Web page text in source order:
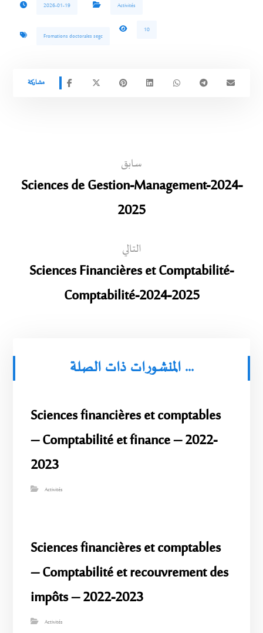
2026-01-19 Activités
Fromations doctorales segc
10
سابق
Sciences de Gestion-Management-2024-
2025
التالي
Sciences Financières et Comptabilité-
Comptabilité-2024-2025
المنشورات ذات الصلة ...
Sciences financières et comptables
– Comptabilité et finance – 2022-
2023
Activités
Sciences financières et comptables
– Comptabilité et recouvrement des
impôts – 2022-2023
Activités